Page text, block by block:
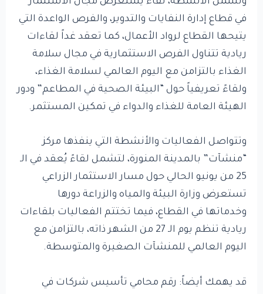
في قطاع إدارة النفايات والتدوير، والفرص الواعدة التي
يتيحها القطاع لرواد الأعمال، كما تعقد غداً لقاءات
ريادية تتناول الفرص الاستثمارية في مجال سلامة
الغذاء بالتزامن مع اليوم العالمي لسلامة الغذاء،
ولقاءً تعريفياً حول “البيئة الصحية في المطاعم” ودور
الهيئة العامة للغذاء والدواء في تمكين المستثمر.
وتتواصل الفعاليات والأنشطة التي ينفذها مركز
“منشآت” بالمدينة المنورة، لتشمل لقاءً يُعقد في الـ
25 من يونيو الحالي حول مسار الاستثمار الزراعي
تستعرض وزارة البيئة والمياه والزراعة دورها
وخدماتها في القطاع، فيما تختتم الفعاليات بلقاءات
ريادية تنظم يوم الـ 27 من الشهر ذاته، بالتزامن مع
اليوم العالمي للمنشآت الصغيرة والمتوسطة.
قد يهمك أيضاً: رقم محامي تأسيس شركات في